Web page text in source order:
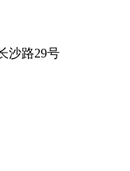
沙路29号